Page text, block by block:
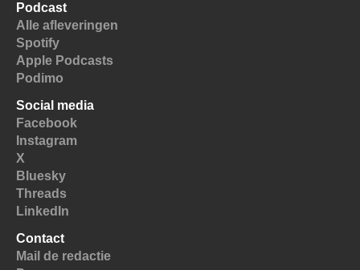
Podcast
Alle afleveringen
Spotify
Apple Podcasts
Podimo
Social media
Facebook
Instagram
X
Bluesky
Threads
LinkedIn
Contact
Mail de redactie